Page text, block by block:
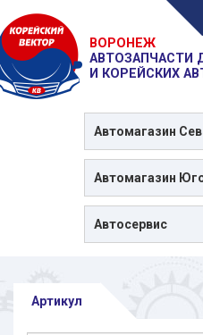
ВОРОНЕЖ
АВТОЗАПЧАСТИ
И КОРЕЙСКИХ
Автомагазин
Автомагазин
Автосервис
Артикул